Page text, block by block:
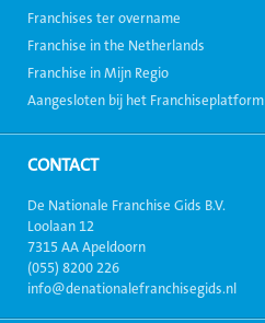
Franchises ter overname
Franchise in the Netherlands
Franchise in Mijn Regio
Aangesloten bij het Franchiseplatform
CONTACT
De Nationale Franchise Gids B.V.
Loolaan 12
7315 AA Apeldoorn
(055) 8200 226
info@denationalefranchisegids.nl